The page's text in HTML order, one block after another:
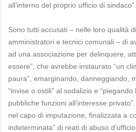
all’interno del proprio ufficio di sindaco”.
Sono tutti accusati – nelle loro qualità
amministratori e tecnici comunali – di
ad una associazione per delinquere,
essere”, che avrebbe instaurato “un
paura”, emarginando, danneggiando,
“invise o ostili” al sodalizio e
pubbliche funzioni all’interesse
nel capo di imputazione, finalizzata a
indeterminata” di reati di abuso